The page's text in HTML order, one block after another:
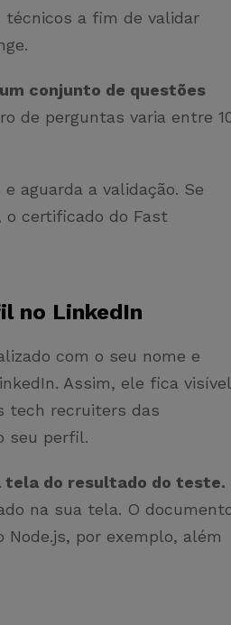
técnicos a fim de validar
conjunto de questões
de perguntas varia entre
aguarda a validação. Se
o certificado do Fast
no LinkedIn
com o seu nome e
Assim, ele fica visível
tech recruiters das
seu perfil.
tela do resultado do teste.
na sua tela. O
por exemplo, além